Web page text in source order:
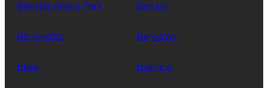
Barletta-Andria-Trani Belluno
Benevento Bergamo
Biella Bologna